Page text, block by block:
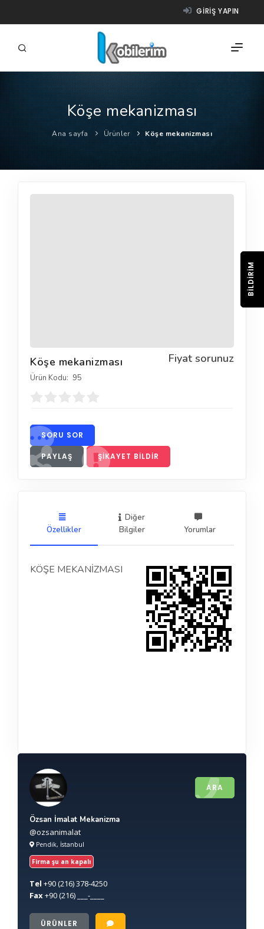
GIRIŞ YAPIN
FIRMALAR
ÜRÜNLER
NASIL ÇALIŞIR?
YARDIM
Köşe mekanizması
Ana sayfa Ürünler Köşe mekanizması
Fiyat sorunuz
Köşe mekanizması
Ürün Kodu: 95
SORU SOR
PAYLAŞ ŞIKAYET BILDIR
Özellikler
Diğer
Bilgiler
Yorumlar
KÖŞE MEKANİZMASI
ARA
Özsan İmalat Mekanizma
@ozsanimalat
Pendik, İstanbul
Firma şu an kapalı
Tel +90(216) 378-4250
Fax+90(216) ___-____
ÜRÜNLER
BILDIRIM